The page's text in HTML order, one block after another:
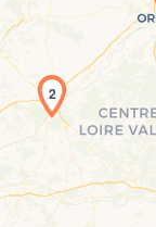
2